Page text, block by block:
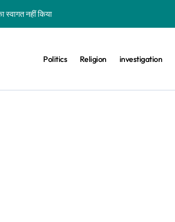
स्वागत नहीं किया
वायरल वीडियो एक साल पुराना है
बीफ प्रोड्यूसर देश नहीं कहा
Politics Religion investigation